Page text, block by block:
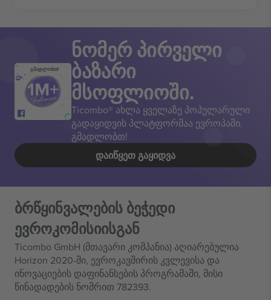
გმადლობთ!
ნომერ პირველი
ბაზარი
მსოფლიოში.
Ticombo® ახლა ყველაზე პოპულარული
გადაყიდვის პლატფორმაა ევროპაში.
გმადლობთ!
ᲓᲐᲘᲬᲧᲔᲗ ᲒᲐᲧᲘᲓᲕᲐ
ბრწყინვალების ბეჭედი
ევროკომისიისგან
Ticombo GmbH (მთავარი კომპანია) აღიარებულია
Horizon 2020-ში, ევროკავშირის კვლევისა და
ინოვაციების დაფინანსების პროგრამაში, მისი
წინადადების ნომრით 782393.